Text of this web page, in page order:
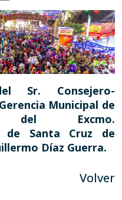
Sr. Consejero-
Municipal de
del Excmo.
de Santa Cruz de
Díaz Guerra.
Volver